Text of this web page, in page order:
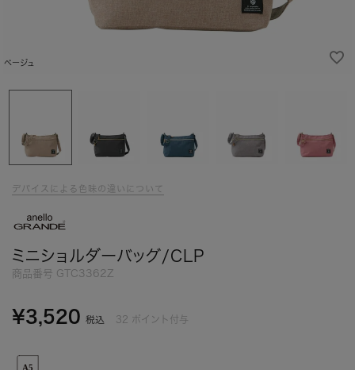
ベージュ
デバイスによる色味の違いについて
ミニショルダーバッグ/CLP
商品番号 GTC3362Z
¥3,520 税込 32 ポイント付与